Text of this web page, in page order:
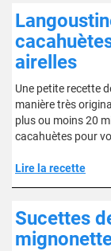
airelles
Une petite recette
manière très
plus ou moins 20
cacahuètes pour
Lire la recette
Sucettes